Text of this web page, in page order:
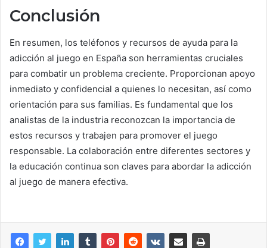
Conclusión
En resumen, los teléfonos y recursos de ayuda para la
adicción al juego en España son herramientas cruciales
para combatir un problema creciente. Proporcionan apoyo
inmediato y confidencial a quienes lo necesitan, así como
orientación para sus familias. Es fundamental que los
analistas de la industria reconozcan la importancia de
estos recursos y trabajen para promover el juego
responsable. La colaboración entre diferentes sectores y
la educación continua son claves para abordar la adicción
al juego de manera efectiva.